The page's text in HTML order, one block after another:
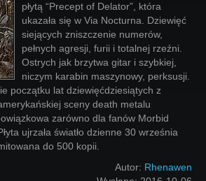
płytą “Precept of Delator”, która
ukazała się w Via Nocturna. Dziewięć
siejących zniszczenie numerów,
pełnych agresji, furii i totalnej rzeźni.
Ostrych jak brzytwa gitar i szybkiej,
niczym karabin maszynowy, perksusji.
początku lat dziewięćdziesiątych z
sceny death metalu
zarówno dla fanów Morbid
ujrzała światło dzienne 30 września
do 500 kopii.
Autor: Rhenawen